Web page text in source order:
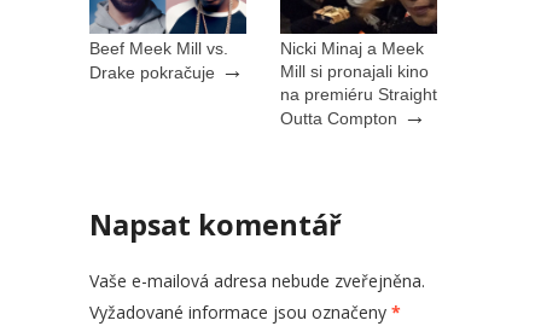
Beef Meek Mill vs.
Drake pokračuje →
Nicki Minaj a Meek
Mill si pronajali kino
na premiéru Straight
Outta Compton →
Napsat komentář
Vaše e-mailová adresa nebude zveřejněna.
Vyžadované informace jsou označeny *